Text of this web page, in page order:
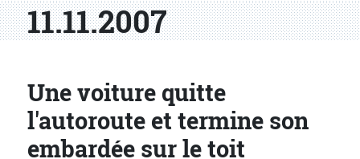
11.11.2007
Une voiture quitte
l'autoroute et termine son
embardée sur le toit